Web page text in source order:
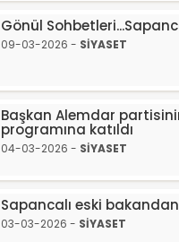
Gönül
09-03-2026 - SİYASET
Başkan Alemdar
programına katıldı
04-03-2026 - SİYASET
Sapancalı eski
03-03-2026 - SİYASET